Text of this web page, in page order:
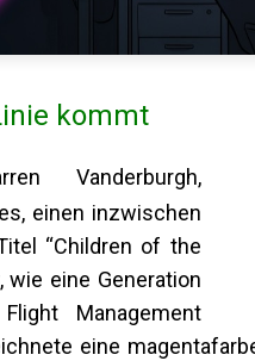
kommt
Vanderburgh,
einen inzwischen
“Children of the
wie eine Generation
Management
eine